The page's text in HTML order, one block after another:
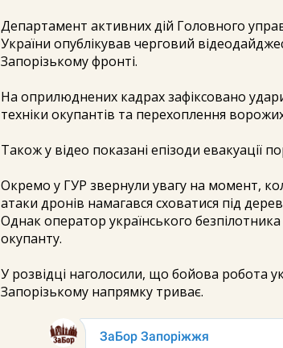
Департамент активних дій Головного
України опублікував черговий
Запорізькому фронті.
На оприлюднених кадрах зафіксовано
техніки окупантів та перехоплення
Також у відео показані епізоди евакуації
Окремо у ГУР звернули увагу на момент,
атаки дронів намагався сховатися під
Однак оператор українського
окупанту.
У розвідці наголосили, що бойова робота
Запорізькому напрямку триває.